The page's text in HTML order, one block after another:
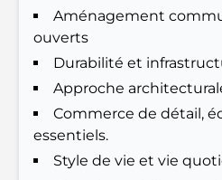
Clubs de plage de Palm
2026
Restaurants italiens du
avant-goût d'Italie au
Les 7 meilleures salles
Aménagement
ouverts
Durabilité et
Approche
Commerce de détail,
essentiels.
Style de vie et vie